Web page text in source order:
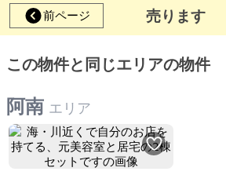
前ページ 売ります
この物件と同じエリアの物件
阿南 エリア